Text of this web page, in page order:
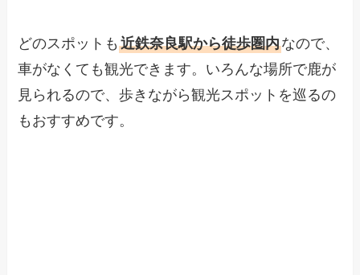
どのスポットも近鉄奈良駅から徒歩圏内なので、
車がなくても観光できます。いろんな場所で鹿が
見られるので、歩きながら観光スポットを巡るの
もおすすめです。